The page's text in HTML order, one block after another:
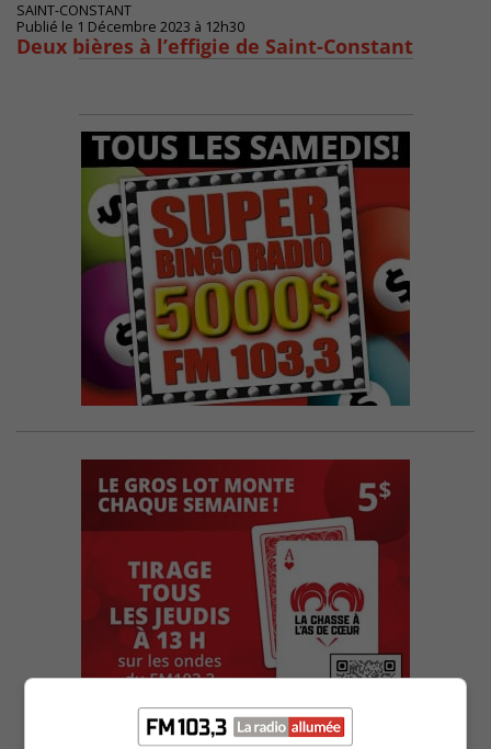
SAINT-CONSTANT
Publié le 1 Décembre 2023 à 12h30
Deux bières à l’effigie de Saint-Constant